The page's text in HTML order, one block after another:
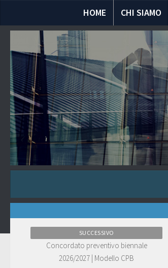
HOME CHI SIAMO
SUCCESSIVO
Concordato preventivo biennale
2026/2027 | Modello CPB